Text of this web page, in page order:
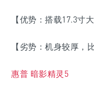
【优势：搭载17.3寸
【劣势：机身较厚，
惠普 暗影精灵5